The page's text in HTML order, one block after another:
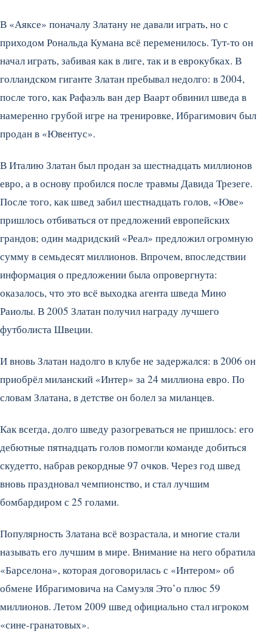
В «Аяксе» поначалу Златану не давали играть, но с
приходом Рональда Кумана всё переменилось. Тут-то он
начал играть, забивая как в лиге, так и в еврокубках. В
голландском гиганте Златан пребывал недолго: в 2004,
после того, как Рафаэль ван дер Ваарт обвинил шведа в
намеренно грубой игре на тренировке, Ибрагимович был
продан в «Ювентус».
В Италию Златан был продан за шестнадцать миллионов
евро, а в основу пробился после травмы Давида Трезеге.
После того, как швед забил шестнадцать голов, «Юве»
пришлось отбиваться от предложений европейских
грандов; один мадридский «Реал» предложил огромную
сумму в семьдесят миллионов. Впрочем, впоследствии
информация о предложении была опровергнута:
оказалось, что это всё выходка агента шведа Мино
Раиолы. В 2005 Златан получил награду лучшего
футболиста Швеции.
И вновь Златан надолго в клубе не задержался: в 2006 он
приобрёл миланский «Интер» за 24 миллиона евро. По
словам Златана, в детстве он болел за миланцев.
Как всегда, долго шведу разогреваться не пришлось: его
дебютные пятнадцать голов помогли команде добиться
скудетто, набрав рекордные 97 очков. Через год швед
вновь праздновал чемпионство, и стал лучшим
бомбардиром с 25 голами.
Популярность Златана всё возрастала, и многие стали
называть его лучшим в мире. Внимание на него обратила
«Барселона», которая договорилась с «Интером» об
обмене Ибрагимовича на Самуэля Это’о плюс 59
миллионов. Летом 2009 швед официально стал игроком
«сине-гранатовых».